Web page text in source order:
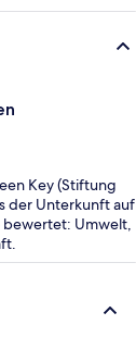
Key (Stiftung
der Unterkunft auf
Umwelt,